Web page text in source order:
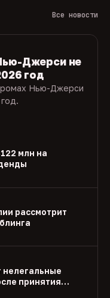
Все новости
Джерси не
год
Нью-Джерси
млн на
рассмотрит
нелегальные
принятия